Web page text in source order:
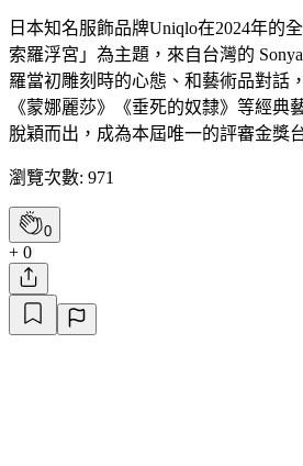
日本知名服飾品牌Uniqlo在2024年的
索羅浮宮」為主題，來自台灣的
羅當初雕刻時的心態、和藝術品對話
《蒙娜麗莎》《垂死的奴隸》等經典
脫穎而出，成為本屆唯一的評審金獎
瀏覽次數: 971
0
+ 0